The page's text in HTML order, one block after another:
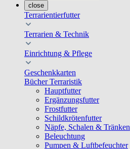
close
Terrarientierfutter
Terrarien & Technik
Einrichtung & Pflege
Geschenkkarten
Bücher Terraristik
Hauptfutter
Ergänzungsfutter
Frostfutter
Schildkrötenfutter
Näpfe, Schalen & Tränken
Beleuchtung
Pumpen & Luftbefeuchter